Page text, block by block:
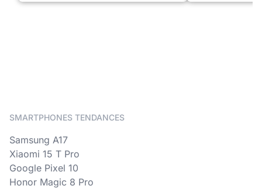
SMARTPHONES TENDANCES
Samsung A17
Xiaomi 15 T Pro
Google Pixel 10
Honor Magic 8 Pro